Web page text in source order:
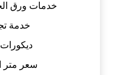
خدمات ورق
خدمة
سعر متر